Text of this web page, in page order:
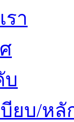
รา
บ
บียบ/ห